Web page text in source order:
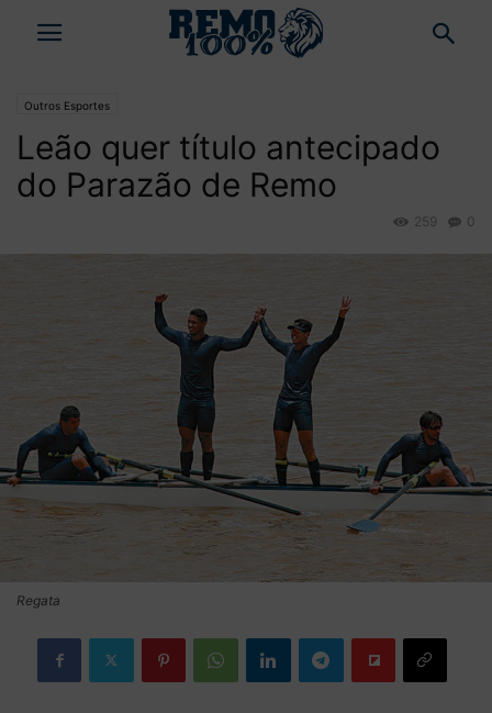
Outros Esportes
Leão quer título antecipado
do Parazão de Remo
0
259
Regata